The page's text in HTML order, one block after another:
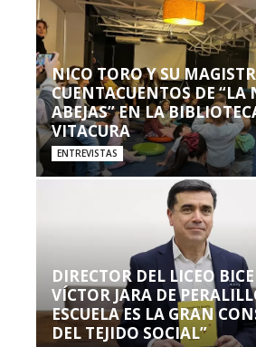
NICO TORO Y SU
CUENTACUENTOS DE “LA
ABEJAS” EN LA
VITACURA
ENTREVISTAS
DIRECTOR DEL LICEO
VÍCTOR JARA DE
ESCUELA ES LA GRAN
DEL TEJIDO SOCIAL”